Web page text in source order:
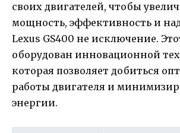
своих двигателей, чтобы
мощность, эффективность и
Lexus GS400 не исключение.
оборудован инновационной
которая позволяет добиться
работы двигателя и
энергии.